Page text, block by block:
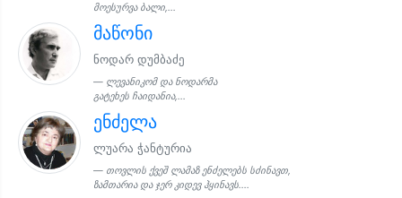
მოესურვა ბალი,...
მაწონი
ნოდარ დუმბაძე
ლევანიკომ და ნოდარმა
გატეხეს ჩაიდანია,...
ენძელა
ლუარა ჭანტურია
თოვლის ქვეშ ლამაზ ენძელებს სძინავთ,
ზამთარია და ჯერ კიდევ ჰყინავს....